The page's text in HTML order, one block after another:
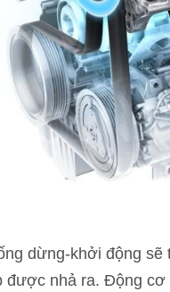
dừng-khởi động
được nhả ra. Động